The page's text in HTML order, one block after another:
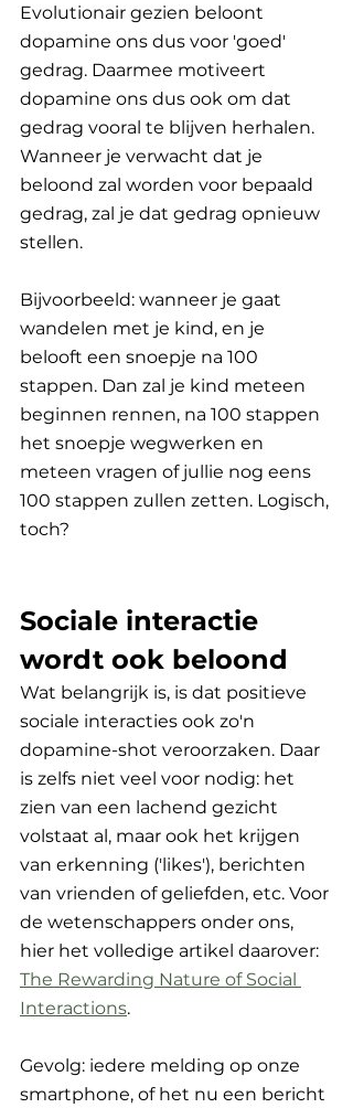
Evolutionair gezien beloont
dopamine ons dus voor 'goed'
gedrag. Daarmee motiveert
dopamine ons dus ook om dat
gedrag vooral te blijven herhalen.
Wanneer je verwacht dat je
beloond zal worden voor bepaald
gedrag, zal je dat gedrag opnieuw
stellen.
Bijvoorbeeld: wanneer je gaat
wandelen met je kind, en je
belooft een snoepje na 100
stappen. Dan zal je kind meteen
beginnen rennen, na 100 stappen
het snoepje wegwerken en
meteen vragen of jullie nog eens
100 stappen zullen zetten. Logisch,
toch?
Sociale interactie
wordt ook beloond
Wat belangrijk is, is dat positieve
sociale interacties ook zo'n
dopamine-shot veroorzaken. Daar
is zelfs niet veel voor nodig: het
zien van een lachend gezicht
volstaat al, maar ook het krijgen
van erkenning ('likes'), berichten
van vrienden of geliefden, etc. Voor
de wetenschappers onder ons,
hier het volledige artikel daarover:
The Rewarding Nature of Social
Interactions.
Gevolg: iedere melding op onze
smartphone, of het nu een bericht